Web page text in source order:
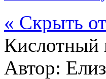
« Скрыть
Кислотный
Автор: